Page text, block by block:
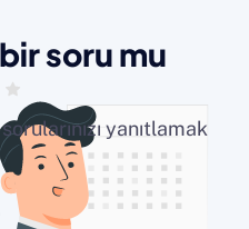
soru mu
yanıtlamak